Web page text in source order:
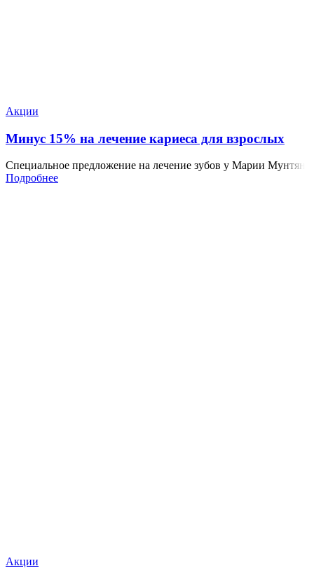
Акции
Минус 15% на лечение кариеса для взрослых
Специальное предложение на лечение зубов у Марии Мунтян
Подробнее
Акции